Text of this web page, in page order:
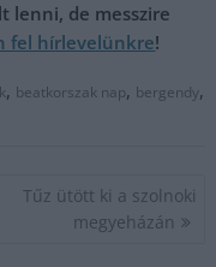
lenni, de messzire
fel hírlevelünkre!
, beatkorszak nap, bergendy,
Tűz ütött ki a szolnoki
megyeházán